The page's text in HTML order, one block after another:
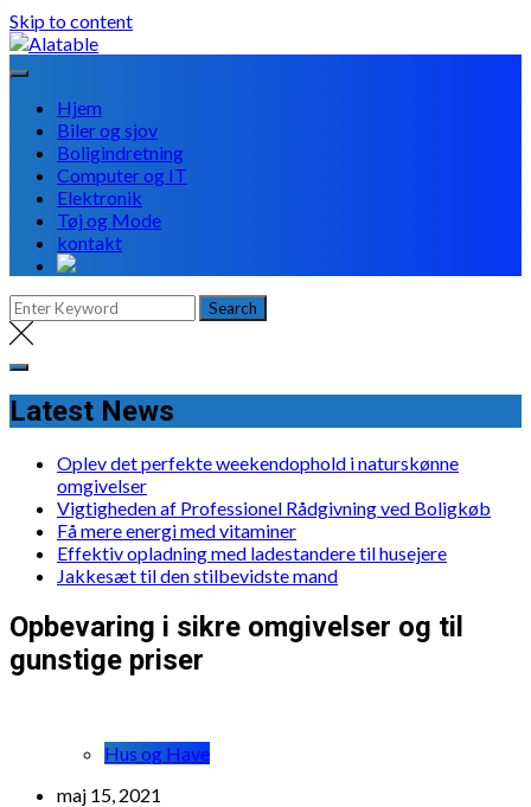
Skip to content
Hjem
Biler og sjov
Boligindretning
Computer og IT
Elektronik
Tøj og Mode
kontakt
Latest News
Oplev det perfekte weekendophold i naturskønne
omgivelser
Vigtigheden af Professionel Rådgivning ved Boligkøb
Få mere energi med vitaminer
Effektiv opladning med ladestandere til husejere
Jakkesæt til den stilbevidste mand
Opbevaring i sikre omgivelser og til
gunstige priser
Hus og Have
maj 15, 2021